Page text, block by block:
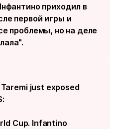
приходил в
первой игры и
проблемы, но на деле
just exposed
Cup. Infantino